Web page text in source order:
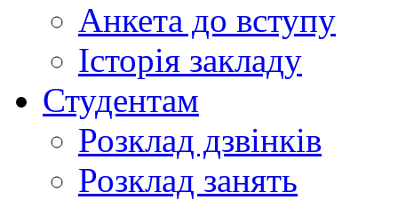
Анкета до вступу
Історія закладу
Студентам
Розклад дзвінків
Розклад занять